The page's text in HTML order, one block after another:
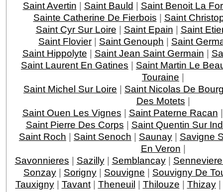
Saint Avertin | Saint Bauld | Saint Benoit La
Sainte Catherine De Fierbois | Saint
Saint Cyr Sur Loire | Saint Epain | Saint
Saint Flovier | Saint Genouph | Saint
Saint Hippolyte | Saint Jean Saint Germain |
Saint Laurent En Gatines | Saint Martin Le
Touraine |
Saint Michel Sur Loire | Saint Nicolas De
Des Motets |
Saint Ouen Les Vignes | Saint Paterne Racan
Saint Pierre Des Corps | Saint Quentin Sur
Saint Roch | Saint Senoch | Saunay | Savigne
En Veron |
Savonnieres | Sazilly| Semblancay|
Sonzay | Sorigny | Souvigne | Souvigny De
Tauxigny| Tavant| Theneuil | Thilouze | Thizay|